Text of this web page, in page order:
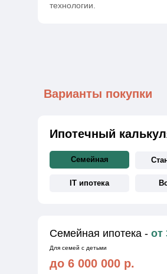
технологии.
Варианты покупки
Ипотечный
IT ипотека
Семейная
до 6 000 000 р.
Семейная ипотека - от
Для семей с детьми